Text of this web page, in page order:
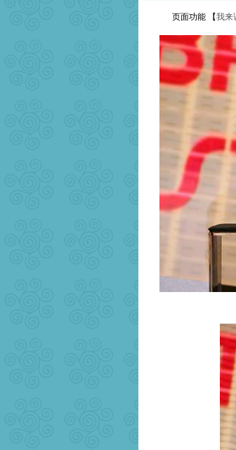
页面功能 【我来